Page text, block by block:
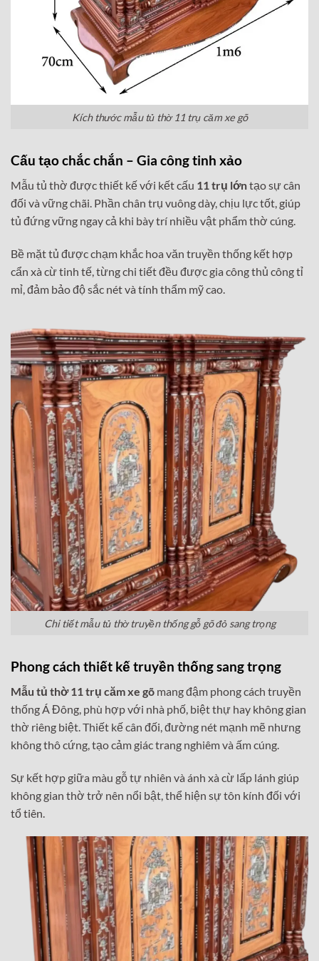
Kích thước mẫu tủ thờ 11 trụ căm xe gõ
Cấu tạo chắc chắn – Gia công tinh xảo
Mẫu tủ thờ được thiết kế với kết cấu 11 trụ lớntạo sự cân
đối và vững chãi. Phần chân trụ vuông dày, chịu lực tốt, giúp
tủ đứng vững ngay cả khi bày trí nhiều vật phẩm thờ cúng.
Bề mặt tủ được chạm khắc hoa văn truyền thống kết hợp
cẩn xà cừ tinh tế, từng chi tiết đều được gia công thủ công tỉ
mỉ, đảm bảo độ sắc nét và tính thẩm mỹ cao.
Chi tiết mẫu tủ thờ truyền thống gỗ gõ đỏ sang trọng
Phong cách thiết kế truyền thống sang trọng
Mẫu tủ thờ 11 trụ căm xe gõ mang đậm phong cách truyền
thống Á Đông, phù hợp với nhà phố, biệt thự hay không gian
thờ riêng biệt. Thiết kế cân đối, đường nét mạnh mẽ nhưng
không thô cứng, tạo cảm giác trang nghiêm và ấm cúng.
Sự kết hợp giữa màu gỗ tự nhiên và ánh xà cừ lấp lánh giúp
không gian thờ trở nên nổi bật, thể hiện sự tôn kính đối với
tổ tiên.